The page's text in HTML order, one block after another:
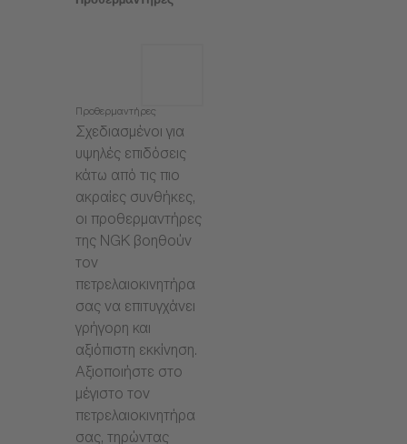
Προθερμαντήρες
Σχεδιασμένοι για
υψηλές επιδόσεις
κάτω από τις πιο
ακραίες συνθήκες,
οι προθερμαντήρες
της NGK βοηθούν
τον
πετρελαιοκινητήρα
σας να επιτυγχάνει
γρήγορη και
αξιόπιστη εκκίνηση.
Αξιοποιήστε στο
μέγιστο τον
πετρελαιοκινητήρα
σας, τηρώντας